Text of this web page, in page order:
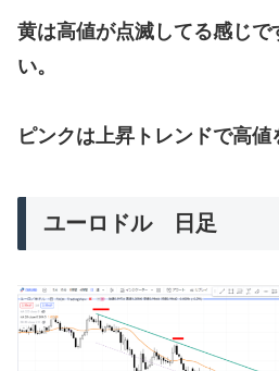
黄は高値が点滅してる感じ
い。
ピンクは上昇トレンドで高値
ユーロドル 日足